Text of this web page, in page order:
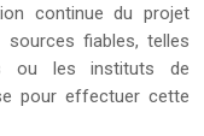
continue du projet
fiables, telles
ou les instituts de
pour effectuer cette